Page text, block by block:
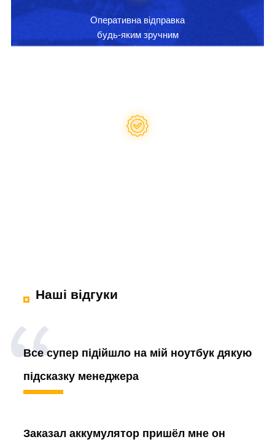
Оперативна відправка
будь-яким зручним
перевізником
Наші відгуки
Все супер підійшло на мій ноутбук дякую
підсказку менеджера
Заказал аккумулятор пришёл мне он